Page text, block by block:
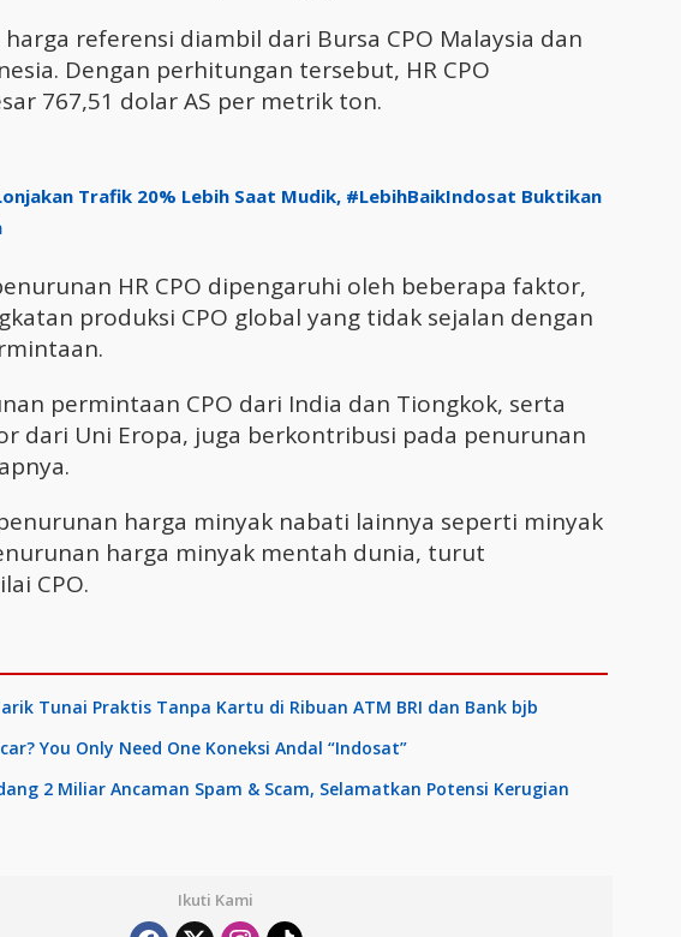
referensi diambil dari Bursa CPO Malaysia dan
Dengan perhitungan tersebut, HR CPO
767,51 dolar AS per metrik ton.
Trafik 20% Lebih Saat Mudik, #LebihBaikIndosat Buktikan
HR CPO dipengaruhi oleh beberapa faktor,
produksi CPO global yang tidak sejalan dengan
permintaan CPO dari India dan Tiongkok, serta
dari Uni Eropa, juga berkontribusi pada penurunan
harga minyak nabati lainnya seperti minyak
harga minyak mentah dunia, turut
CPO.
Tunai Praktis Tanpa Kartu di Ribuan ATM BRI dan Bank bjb
You Only Need One Koneksi Andal “Indosat”
2 Miliar Ancaman Spam & Scam, Selamatkan Potensi Kerugian
Ikuti Kami